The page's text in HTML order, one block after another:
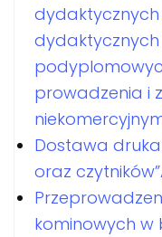
dydaktycznych
prowadzenia i
Dostawa
oraz
kominowych w